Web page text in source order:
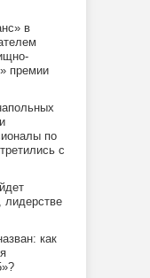
в
премии
по
с
как